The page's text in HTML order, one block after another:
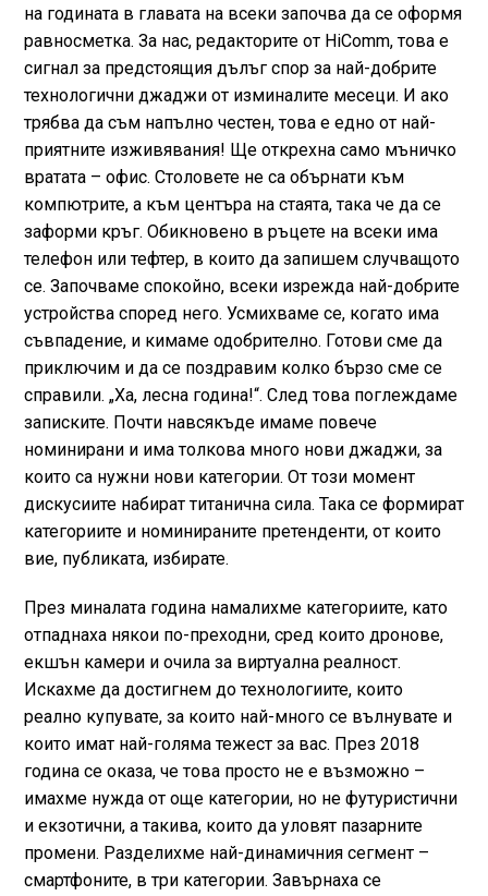
на годината в главата на всеки започва да се оформя
равносметка. За нас, редакторите от HiComm, това е
сигнал за предстоящия дълъг спор за най-добрите
технологични джаджи от изминалите месеци. И ако
трябва да съм напълно честен, това е едно от най-
приятните изживявания! Ще открехна само мъничко
вратата – офис. Столовете не са обърнати към
компютрите, а към центъра на стаята, така че да се
заформи кръг. Обикновено в ръцете на всеки има
телефон или тефтер, в които да запишем случващото
се. Започваме спокойно, всеки изрежда най-добрите
устройства според него. Усмихваме се, когато има
съвпадение, и кимаме одобрително. Готови сме да
приключим и да се поздравим колко бързо сме се
справили. „Ха, лесна година!“. След това поглеждаме
записките. Почти навсякъде имаме повече
номинирани и има толкова много нови джаджи, за
които са нужни нови категории. От този момент
дискусиите набират титанична сила. Така се формират
категориите и номинираните претенденти, от които
вие, публиката, избирате.
През миналата година намалихме категориите, като
отпаднаха някои по-преходни, сред които дронове,
екшън камери и очила за виртуална реалност.
Искахме да достигнем до технологиите, които
реално купувате, за които най-много се вълнувате и
които имат най-голяма тежест за вас. През 2018
година се оказа, че това просто не е възможно –
имахме нужда от още категории, но не футуристични
и екзотични, а такива, които да уловят пазарните
промени. Разделихме най-динамичния сегмент –
смартфоните, в три категории. Завърнаха се